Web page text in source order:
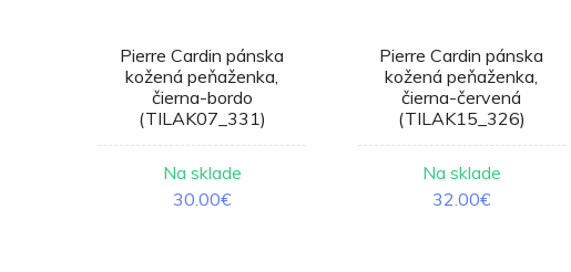
Pierre Cardin pánska
kožená peňaženka,
čierna-bordo
(TILAK07_331)
Na sklade
30.00€
Pierre Cardin pánska
kožená peňaženka,
čierna-červená
(TILAK15_326)
Na sklade
32.00€